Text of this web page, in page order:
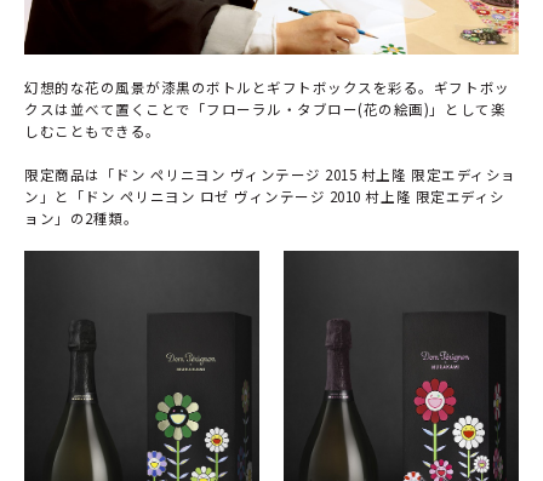
幻想的な花の風景が漆黒のボトルとギフトボックスを彩る。ギフトボッ
クスは並べて置くことで「フローラル・タブロー(花の絵画)」として楽
しむこともできる。
限定商品は「ドン ペリニヨン ヴィンテージ 2015 村上隆 限定エディショ
ン」と「ドン ペリニヨン ロゼ ヴィンテージ 2010 村上隆 限定エディシ
ョン」の2種類。